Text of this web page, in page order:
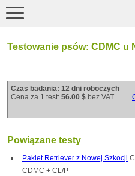
Testowanie psów: CDMC u
Czas badania: 12 dni roboczych
Cena za 1 test: 56.00 $ bez VAT
Powiązane testy
Pakiet Retriever z Nowej Szkocji
CDMC + CL/P